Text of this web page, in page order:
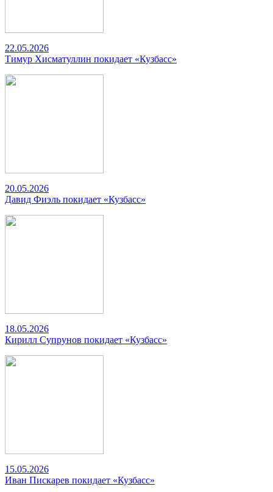
22.05.2026
Тимур Хисматуллин покидает «Кузбасс»
20.05.2026
Давид Фиэль покидает «Кузбасс»
18.05.2026
Кирилл Супрунов покидает «Кузбасс»
15.05.2026
Иван Пискарев покидает «Кузбасс»